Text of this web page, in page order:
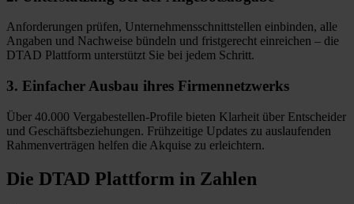
Anforderungen prüfen, Unternehmensschnittstellen einbinden, alle
Angaben und Nachweise bündeln und fristgerecht einreichen – die
DTAD Plattform unterstützt Sie bei jedem Schritt.
3. Einfacher Ausbau ihres Firmennetzwerks
Über 40.000 Vergabestellen-Profile bieten Klarheit über Entscheider
und Geschäftsbeziehungen. Frühzeitige Updates zu auslaufenden
Rahmenverträgen helfen die Akquise zu erleichtern.
Die DTAD Plattform in Zahlen